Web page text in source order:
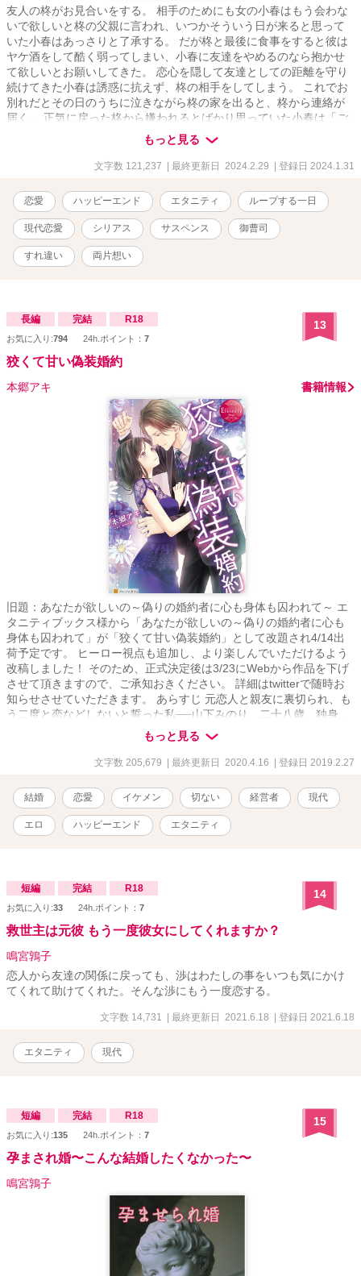
友人の柊がお見合いをする。 相手のためにも女の小春はもう会わな
いで欲しいと柊の父親に言われ、いつかそういう日が来ると思って
いた小春はあっさりと了承する。 だが柊と最後に食事をすると彼は
ヤケ酒をして酷く弱ってしまい、小春に友達をやめるのなら抱かせ
て欲しいとお願いしてきた。 恋心を隠して友達としての距離を守り
続けてきた小春は誘惑に抗えず、柊の相手をしてしまう。 これでお
別れだとその日のうちに泣きながら柊の家を出ると、柊から連絡が
届く。 正気に戻った柊から嫌われるとばかり思っていた小春は「ご
めんね」とメッセージを送ろうとするも、誰かに背中を押されて死
んでしまった。 小春のスマホに残ったのは柊からのメッセージと、
送信できないまま残ったごめんねの文字。 そして小春は柊と別れの
いまま。 ※この作品はムーンライトノベルにも掲載しています。
もっと見る
文字数 121,237 | 最終更新日 2024.2.29 | 登録日 2024.1.31
恋愛 ハッピーエンド エタニティ ループする一日
現代恋愛 シリアス サスペンス 御曹司
すれ違い 両片想い
長編 完結 R18
お気に入り:794 24h.ポイント： 7
13
狡くて甘い偽装婚約
本郷アキ 書籍情報
旧題：あなたが欲しいの～偽りの婚約者に心も身体も囚われて～ エ
タニティブックス様から「あなたが欲しいの～偽りの婚約者に心も
身体も囚われて」が「狡くて甘い偽装婚約」として改題され4/14出
荷予定です。 ヒーロー視点も追加し、より楽しんでいただけるよう
改稿しました！ そのため、正式決定後は3/23にWebから作品を下げ
させて頂きますので、ご承知おきください。 詳細はtwitterで随時お
知らせさせていただきます。 あらすじ 元恋人と親友に裏切られ、も
う二度と恋などしないと誓った私──山下みのり、二十八歳、独身。
もちろん恋人も友達もゼロ。 趣味といったら、ネットゲームに漫
画、一人飲み。 しかし、病気の祖父の頼みで、ウェディングドレス
を着ることに。 恋人を連れて来いって──こんなことならば、彼氏が
婚相手探してるの？ 実は俺もなんだ」と声をかけられる。 芸能人
みたいにかっこいい男性は、私に都合のいい〝契約〟の話を持ちか
けてきた！ 私は二度と恋はしない。 もちろんあなたにも。 だから、
あなたの話に乗ることにする。 もう長くはない最愛の家族のため
リスタ、ムーン、ベリーズカフェに投稿していた「偽装婚約」を大
幅に加筆修正したものになります。話の内容は変わっておりませ
ん。
もっと見る
文字数 205,679 | 最終更新日 2020.4.16 | 登録日 2019.2.27
結婚 恋愛 イケメン 切ない 経営者 現代
エロ ハッピーエンド エタニティ
短編 完結 R18
お気に入り:33 24h.ポイント： 7
14
救世主は元彼 もう一度彼女にしてくれますか？
鳴宮鶉子
恋人から友達の関係に戻っても、渉はわたしの事をいつも気にかけ
てくれて助けてくれた。そんな渉にもう一度恋する。
文字数 14,731 | 最終更新日 2021.6.18 | 登録日 2021.6.18
エタニティ 現代
短編 完結 R18
お気に入り:135 24h.ポイント： 7
15
孕まされ婚〜こんな結婚したくなかった〜
鳴宮鶉子